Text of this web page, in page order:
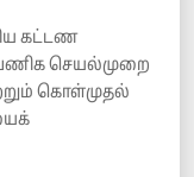
கட்டண
செயல்முறை
கொள்முதல்